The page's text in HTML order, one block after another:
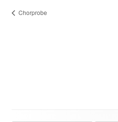
Chorprobe